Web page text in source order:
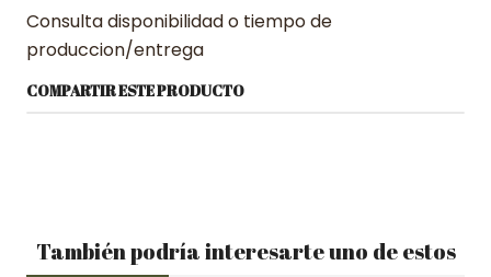
Consulta disponibilidad o tiempo de
produccion/entrega
COMPARTIR ESTE PRODUCTO
También podría interesarte uno de estos